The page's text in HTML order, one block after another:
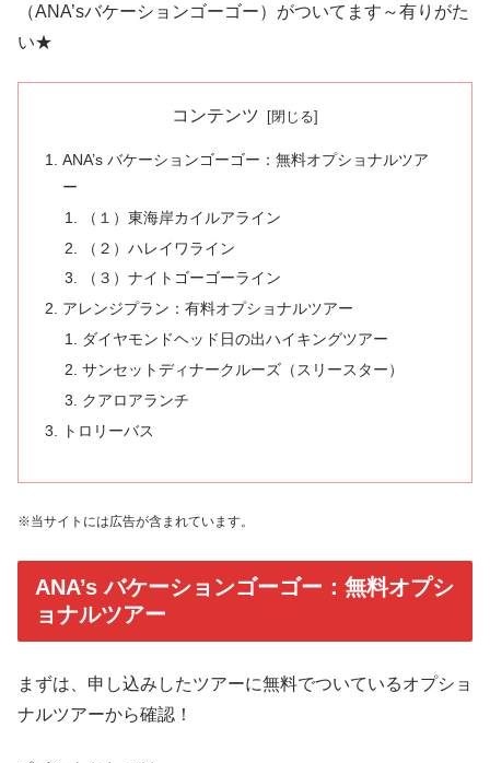
（ANA’sバケーションゴーゴー）がついてます～有りがた
い★
コンテンツ
ANA’s バケーションゴーゴー：無料オプショナルツア
ー
（１）東海岸カイルアライン
（２）ハレイワライン
（３）ナイトゴーゴーライン
アレンジプラン：有料オプショナルツアー
ダイヤモンドヘッド日の出ハイキングツアー
サンセットディナークルーズ（スリースター）
クアロアランチ
トロリーバス
※当サイトには広告が含まれています。
ANA’s バケーションゴーゴー：無料オプシ
ョナルツアー
まずは、申し込みしたツアーに無料でついているオプショ
ナルツアーから確認！